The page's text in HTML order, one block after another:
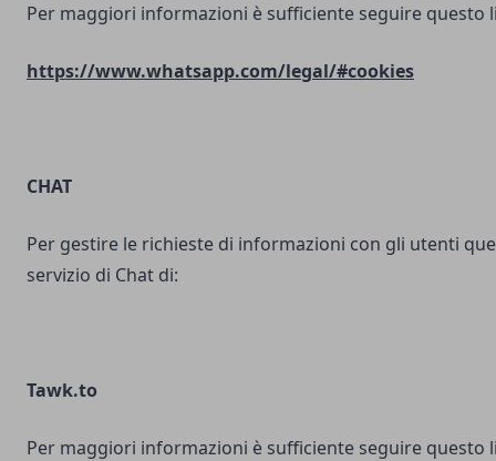
Per maggiori informazioni è sufficiente seguire questo
https://www.whatsapp.com/legal/#cookies
CHAT
Per gestire le richieste di informazioni con gli utenti
servizio di Chat di:
Tawk.to
Per maggiori informazioni è sufficiente seguire questo